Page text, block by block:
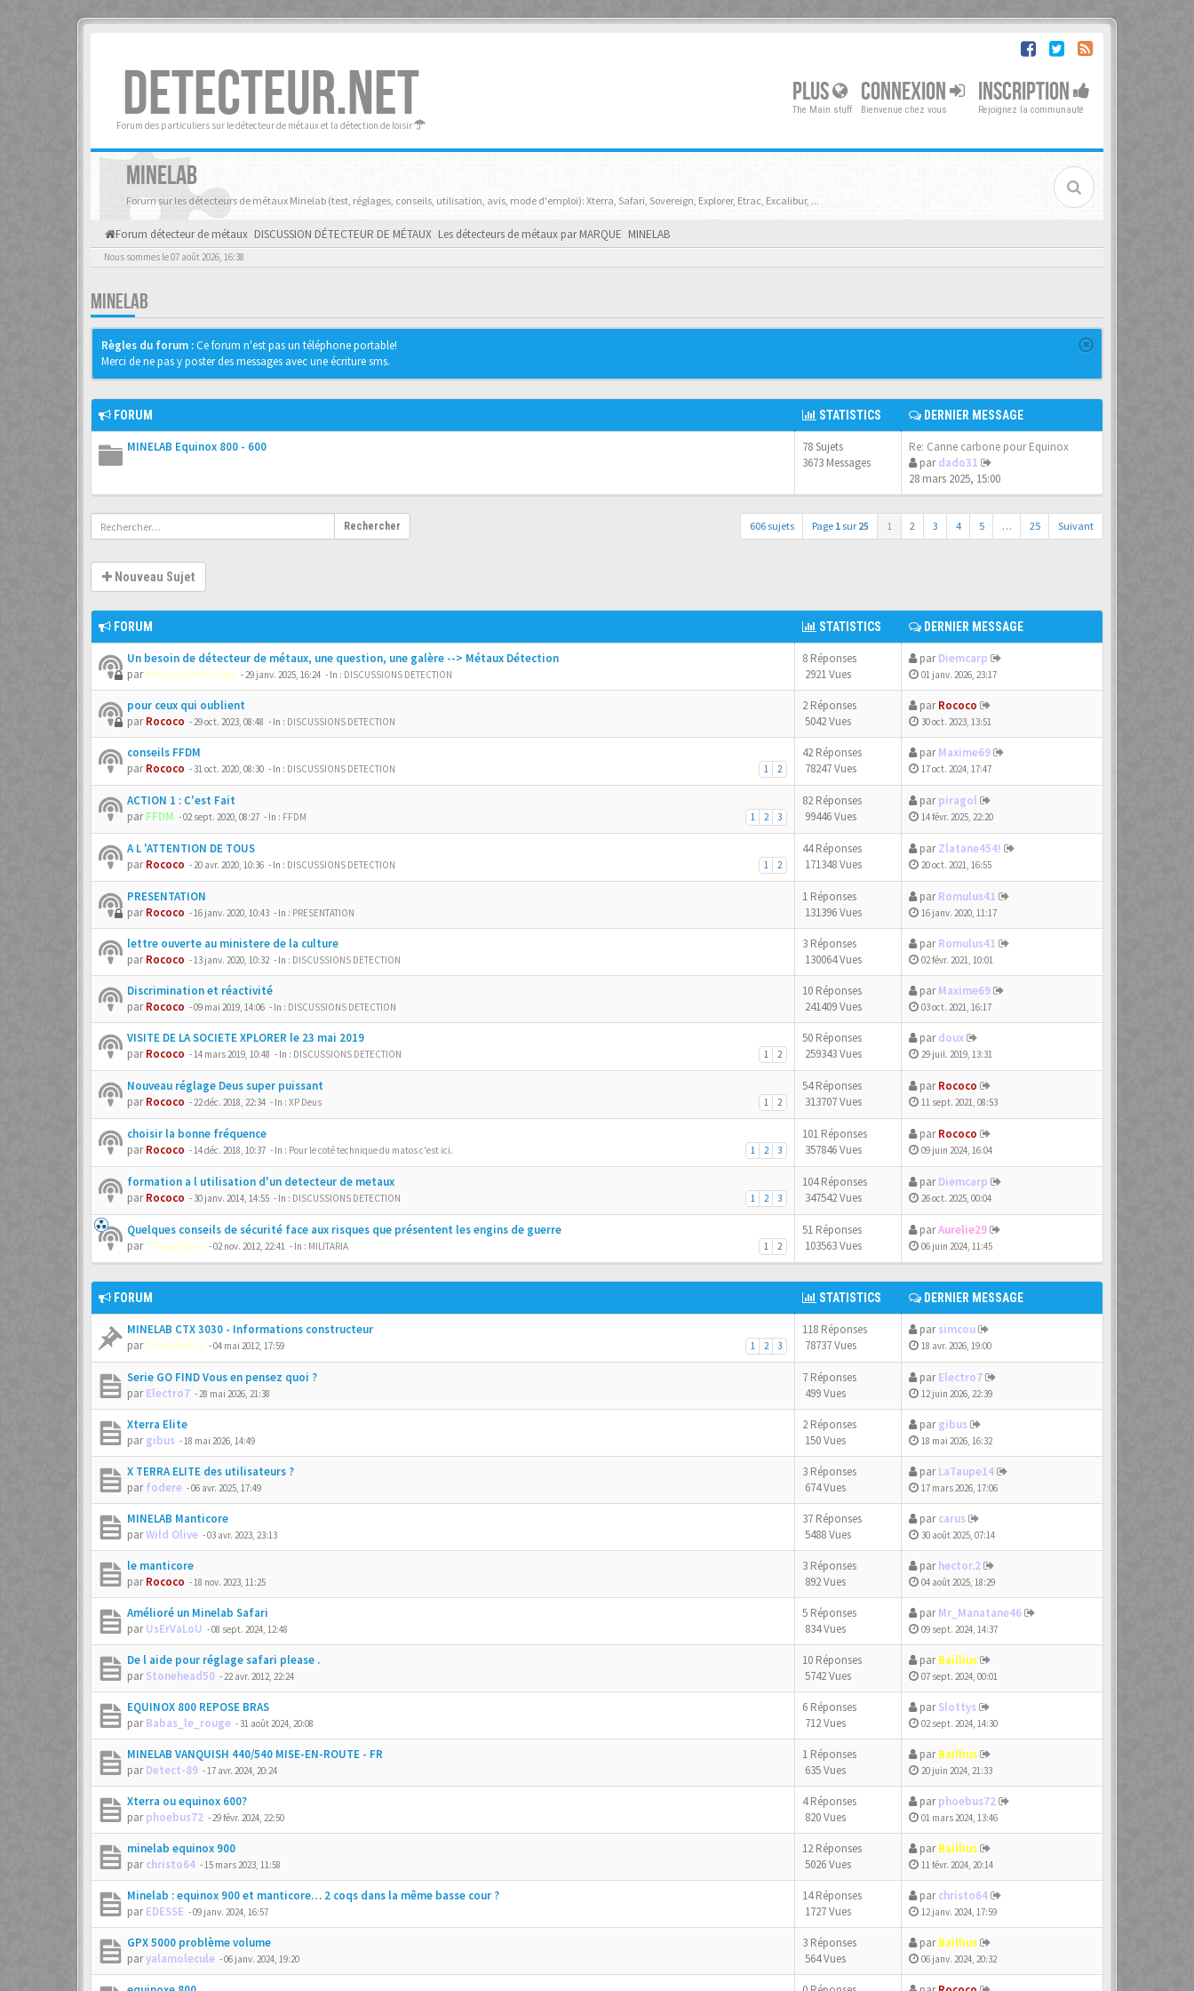
DETECTEUR.NET
Forum des particuliers sur le détecteur de métaux et la détection de loisir
PLUS
The Main stuff
CONNEXION
Bienvenue chez vous
INSCRIPTION
Rejoignez la communauté
MINELAB
Forum sur les détecteurs de métaux Minelab (test, réglages, conseils, utilisation, avis, mode d'emploi): Xterra, Safari, Sovereign, Explorer, Etrac, Excalibur, ...
Forum détecteur de métaux DISCUSSION DÉTECTEUR DE MÉTAUX Les détecteurs de métaux par MARQUE MINELAB
Nous sommes le 07 août 2026, 16:38
MINELAB
Règles du forum :Ce forum n'est pas un téléphone portable!
Merci de ne pas y poster des messages avec une écriture sms.
FORUM STATISTICS DERNIER MESSAGE
MINELAB Equinox 800 - 600
78 Sujets
3673 Messages
Re: Canne carbone pour Equinox
pardado31
28 mars 2025, 15:00
Rechercher 606 sujets Page 1 sur 25 1 2 3 4 5 … 25 Suivant
Nouveau Sujet
FORUM STATISTICS DERNIER MESSAGE
Un besoin de détecteur de métaux, une question, une galère --> Métaux Détection
parMetauxDetection -29 janv. 2025, 16:24 - In : DISCUSSIONS DETECTION
8 Réponses
2921 Vues
parDiemcarp
01 janv. 2026, 23:17
pour ceux qui oublient
parRococo -29 oct. 2023, 08:48 - In : DISCUSSIONS DETECTION
2 Réponses
5042 Vues
parRococo
30 oct. 2023, 13:51
conseils FFDM
1 2
parRococo -31 oct. 2020, 08:30 - In : DISCUSSIONS DETECTION
42 Réponses
78247 Vues
parMaxime69
17 oct. 2024, 17:47
ACTION 1 : C'est Fait
1 2 3
parFFDM -02 sept. 2020, 08:27 - In : FFDM
82 Réponses
99446 Vues
parpiragol
14 févr. 2025, 22:20
A L 'ATTENTION DE TOUS
1 2
parRococo -20 avr. 2020, 10:36 - In : DISCUSSIONS DETECTION
44 Réponses
171348 Vues
parZlatane454!
20 oct. 2021, 16:55
PRESENTATION
parRococo -16 janv. 2020, 10:43 - In : PRESENTATION
1 Réponses
131396 Vues
parRomulus41
16 janv. 2020, 11:17
lettre ouverte au ministere de la culture
parRococo -13 janv. 2020, 10:32 - In : DISCUSSIONS DETECTION
3 Réponses
130064 Vues
parRomulus41
02 févr. 2021, 10:01
Discrimination et réactivité
parRococo -09 mai 2019, 14:06 - In : DISCUSSIONS DETECTION
10 Réponses
241409 Vues
parMaxime69
03 oct. 2021, 16:17
VISITE DE LA SOCIETE XPLORER le 23 mai 2019
1 2
parRococo -14 mars 2019, 10:48 - In : DISCUSSIONS DETECTION
50 Réponses
259343 Vues
pardoux
29 juil. 2019, 13:31
Nouveau réglage Deus super puissant
1 2
parRococo -22 déc. 2018, 22:34 - In : XP Deus
54 Réponses
313707 Vues
parRococo
11 sept. 2021, 08:53
choisir la bonne fréquence
1 2 3
parRococo -14 déc. 2018, 10:37 - In : Pour le coté technique du matos c'est ici.
101 Réponses
357846 Vues
parRococo
09 juin 2024, 16:04
formation a l utilisation d'un detecteur de metaux
1 2 3
parRococo - 30 janv. 2014, 14:55 - In : DISCUSSIONS DETECTION
104 Réponses
347542 Vues
parDiemcarp
26 oct. 2025, 00:04
Quelques conseils de sécurité face aux risques que présentent les engins de guerre
1 2
parTheophilus -02 nov. 2012, 22:41 - In : MILITARIA
51 Réponses
103563 Vues
parAurelie29
06 juin 2024, 11:45
FORUM STATISTICS DERNIER MESSAGE
MINELAB CTX 3030 - Informations constructeur
1 2 3
parTheophilus -04 mai 2012, 17:59
118 Réponses
78737 Vues
parsimcou
18 avr. 2026, 19:00
Serie GO FIND Vous en pensez quoi ?
parElectro7 -28 mai 2026, 21:38
7 Réponses
499 Vues
parElectro7
12 juin 2026, 22:39
Xterra Elite
pargibus -18 mai 2026, 14:49
2 Réponses
150 Vues
pargibus
18 mai 2026, 16:32
X TERRA ELITE des utilisateurs ?
parfodere -06 avr. 2025, 17:49
3 Réponses
674 Vues
parLaTaupe14
17 mars 2026, 17:06
MINELAB Manticore
parWild Olive -03 avr. 2023, 23:13
37 Réponses
5488 Vues
parcarus
30 août 2025, 07:14
le manticore
parRococo -18 nov. 2023, 11:25
3 Réponses
892 Vues
parhector.2
04 août 2025, 18:29
Amélioré un Minelab Safari
parUsErVaLoU -08 sept. 2024, 12:48
5 Réponses
834 Vues
parMr_Manatane46
09 sept. 2024, 14:37
De l aide pour réglage safari please .
parStonehead50 -22 avr. 2012, 22:24
10 Réponses
5742 Vues
parBaillius
07 sept. 2024, 00:01
EQUINOX 800 REPOSE BRAS
parBabas_le_rouge -31 août 2024, 20:08
6 Réponses
712 Vues
parSlottys
02 sept. 2024, 14:30
MINELAB VANQUISH 440/540 MISE-EN-ROUTE - FR
parDetect-89 -17 avr. 2024, 20:24
1 Réponses
635 Vues
parBaillius
20 juin 2024, 21:33
Xterra ou equinox 600?
parphoebus72 -29 févr. 2024, 22:50
4 Réponses
820 Vues
parphoebus72
01 mars 2024, 13:46
minelab equinox 900
parchristo64 -15 mars 2023, 11:58
12 Réponses
5026 Vues
parBaillius
11 févr. 2024, 20:14
Minelab : equinox 900 et manticore… 2 coqs dans la même basse cour ?
parEDESSE -09 janv. 2024, 16:57
14 Réponses
1727 Vues
parchristo64
12 janv. 2024, 17:59
GPX 5000 problème volume
paryalamolecule -06 janv. 2024, 19:20
3 Réponses
564 Vues
parBaillius
06 janv. 2024, 20:32